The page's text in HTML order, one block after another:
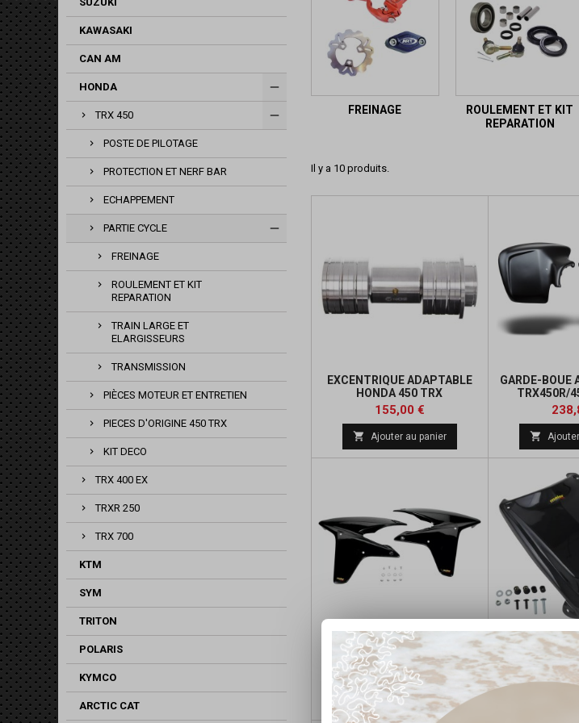
KAWASAKI
CAN AM
HONDA
TRX 450
POSTE DE PILOTAGE
PROTECTION ET NERF BAR
ECHAPPEMENT
PARTIE CYCLE
FREINAGE
ROULEMENT ET KIT
REPARATION
TRAIN LARGE ET
ELARGISSEURS
TRANSMISSION
PIÈCES MOTEUR ET ENTRETIEN
PIECES D'ORIGINE 450 TRX
KIT DECO
TRX 400 EX
TRXR 250
TRX 700
KTM
SYM
TRITON
POLARIS
KYMCO
ARCTIC CAT
FREINAGE
ROULEMENT ET KIT
REPARATION
Il y a 10 produits.
EXCENTRIQUE ADAPTABLE
HONDA 450 TRX
Prix
155,00 €
 Ajouter au panier
GARDE-BOUE
TRX450R/
Prix

PLASTIQUE DE RECHANGE
POUR RADIATEUR
Prix
201,17 €Prix
de
base
 Ajouter au panier
CAPOT
Prix